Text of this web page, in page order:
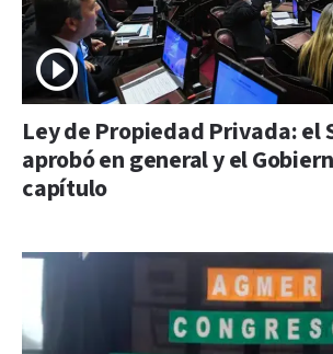
Ley de Propiedad Privada: el
aprobó en general y el
capítulo